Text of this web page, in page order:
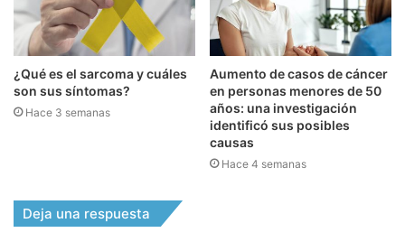
¿Qué es el sarcoma y cuáles
son sus síntomas?
Hace 3 semanas
Aumento de casos de cáncer
en personas menores de 50
años: una investigación
identificó sus posibles
causas
Hace 4 semanas
Deja una respuesta